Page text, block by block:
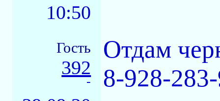
10:50
Гость
392
-
Отдам
8-928-